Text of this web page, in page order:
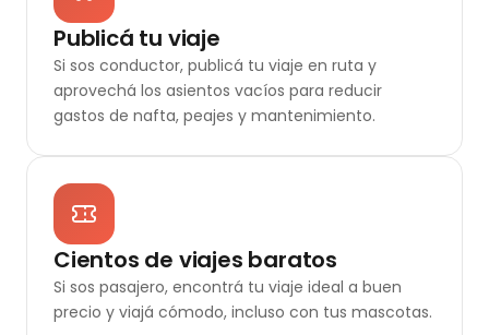
Publicá tu viaje
Si sos conductor, publicá tu viaje en ruta y
aprovechá los asientos vacíos para reducir
gastos de nafta, peajes y mantenimiento.
Cientos de viajes baratos
Si sos pasajero, encontrá tu viaje ideal a buen
precio y viajá cómodo, incluso con tus mascotas.